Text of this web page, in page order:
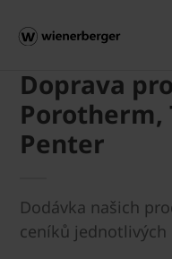
Doprava
Porotherm,
Penter
Dodávka našich
ceníků